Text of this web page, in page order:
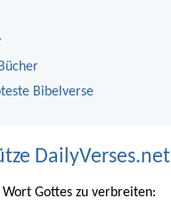
Bibelverse
DailyVerses.net
Wort Gottes zu verbreiten: